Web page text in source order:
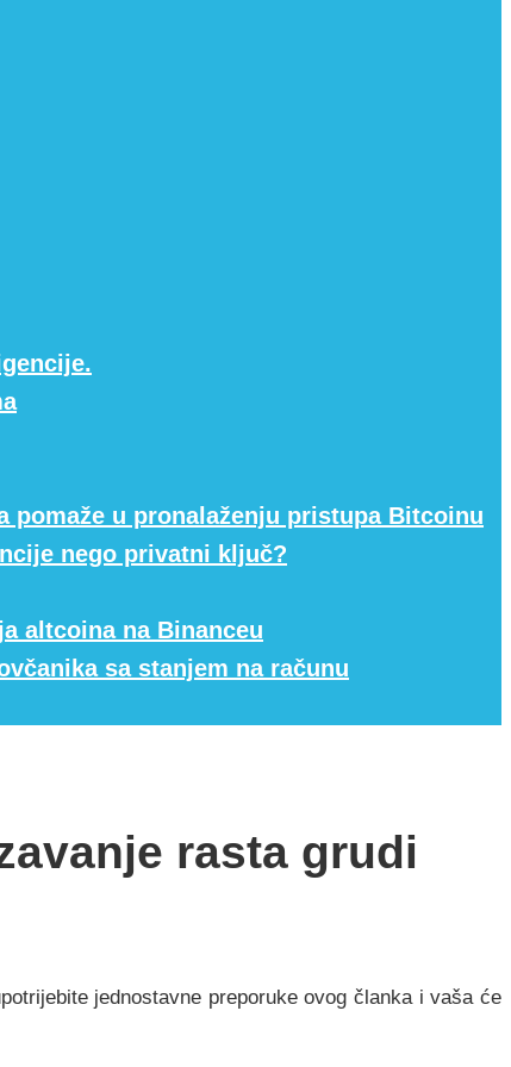
u pronalaženju pristupa Bitcoinu
nego privatni ključ?
altcoina na Binanceu
sa stanjem na računu
rasta grudi
jednostavne preporuke ovog članka i vaša će